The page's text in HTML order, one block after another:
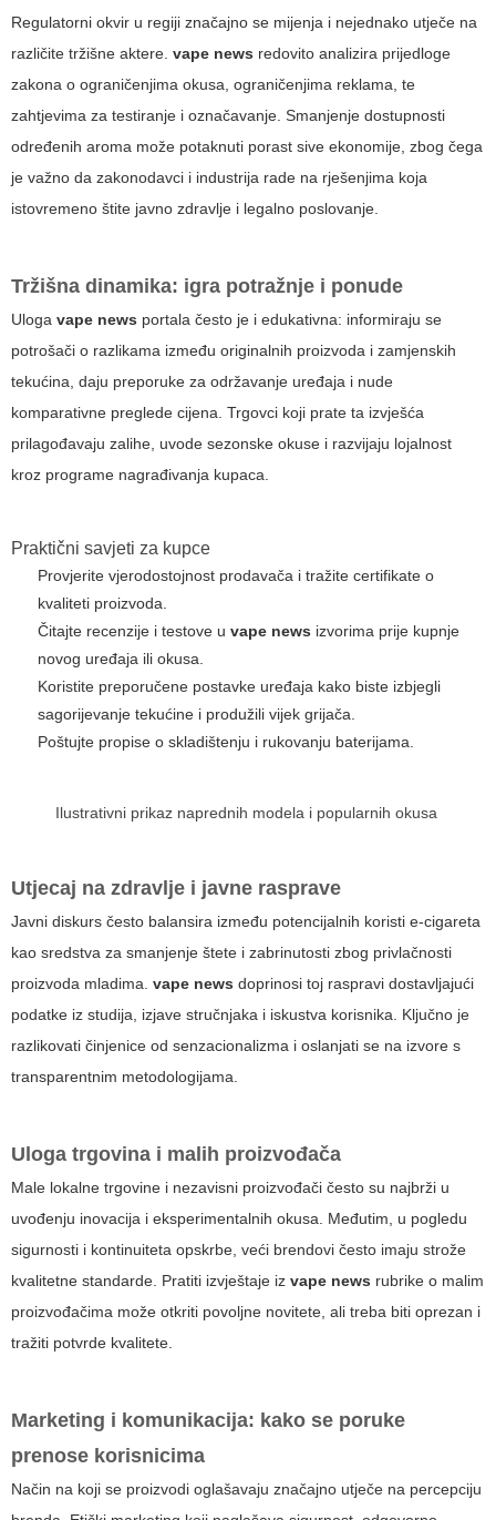
Regulatorni okvir u regiji značajno se mijenja i nejednako utječe na
različite tržišne aktere. vape news redovito analizira prijedloge
zakona o ograničenjima okusa, ograničenjima reklama, te
zahtjevima za testiranje i označavanje. Smanjenje dostupnosti
određenih aroma može potaknuti porast sive ekonomije, zbog čega
je važno da zakonodavci i industrija rade na rješenjima koja
istovremeno štite javno zdravlje i legalno poslovanje.
Tržišna dinamika: igra potražnje i ponude
Uloga vape news portala često je i edukativna: informiraju se
potrošači o razlikama između originalnih proizvoda i zamjenskih
tekućina, daju preporuke za održavanje uređaja i nude
komparativne preglede cijena. Trgovci koji prate ta izvješća
prilagođavaju zalihe, uvode sezonske okuse i razvijaju lojalnost
kroz programe nagrađivanja kupaca.
Praktični savjeti za kupce
Provjerite vjerodostojnost prodavača i tražite certifikate o
kvaliteti proizvoda.
Čitajte recenzije i testove u vape news izvorima prije kupnje
novog uređaja ili okusa.
Koristite preporučene postavke uređaja kako biste izbjegli
sagorijevanje tekućine i produžili vijek grijača.
Poštujte propise o skladištenju i rukovanju baterijama.
Ilustrativni prikaz naprednih modela i popularnih okusa
Utjecaj na zdravlje i javne rasprave
Javni diskurs često balansira između potencijalnih koristi e-cigareta
kao sredstva za smanjenje štete i zabrinutosti zbog privlačnosti
proizvoda mladima. vape news doprinosi toj raspravi dostavljajući
podatke iz studija, izjave stručnjaka i iskustva korisnika. Ključno je
razlikovati činjenice od senzacionalizma i oslanjati se na izvore s
transparentnim metodologijama.
Uloga trgovina i malih proizvođača
Male lokalne trgovine i nezavisni proizvođači često su najbrži u
uvođenju inovacija i eksperimentalnih okusa. Međutim, u pogledu
sigurnosti i kontinuiteta opskrbe, veći brendovi često imaju strože
kvalitetne standarde. Pratiti izvještaje iz vape news rubrike o malim
proizvođačima može otkriti povoljne novitete, ali treba biti oprezan i
tražiti potvrde kvalitete.
Marketing i komunikacija: kako se poruke
prenose korisnicima
Način na koji se proizvodi oglašavaju značajno utječe na percepciju